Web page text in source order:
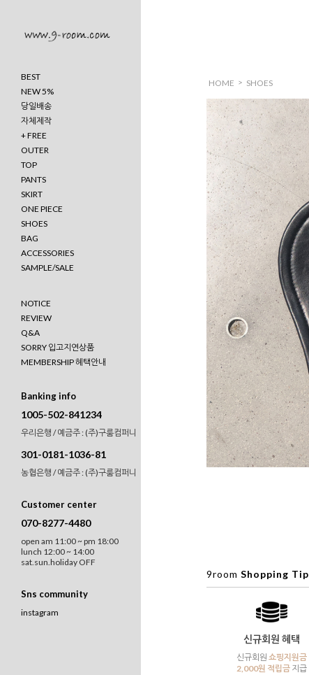
BEST
NEW 5%
당일배송
자체제작
+ FREE
OUTER
TOP
PANTS
SKIRT
ONE PIECE
SHOES
BAG
ACCESSORIES
SAMPLE/SALE
NOTICE
REVIEW
Q&A
SORRY 입고지연상품
MEMBERSHIP 혜택안내
Banking info
1005-502-841234
우리은행 / 예금주 : (주)구룸컴퍼니
301-0181-1036-81
농협은행 / 예금주 : (주)구룸컴퍼니
Customer center
070-8277-4480
open am 11:00 ~ pm 18:00
lunch 12:00 ~ 14:00
sat.sun.holiday OFF
Sns community
instagram
HOME > SHOES
9room Shopping Tip
신규회원 혜택
신규회원 쇼핑지원금
2,000원 적립금지급